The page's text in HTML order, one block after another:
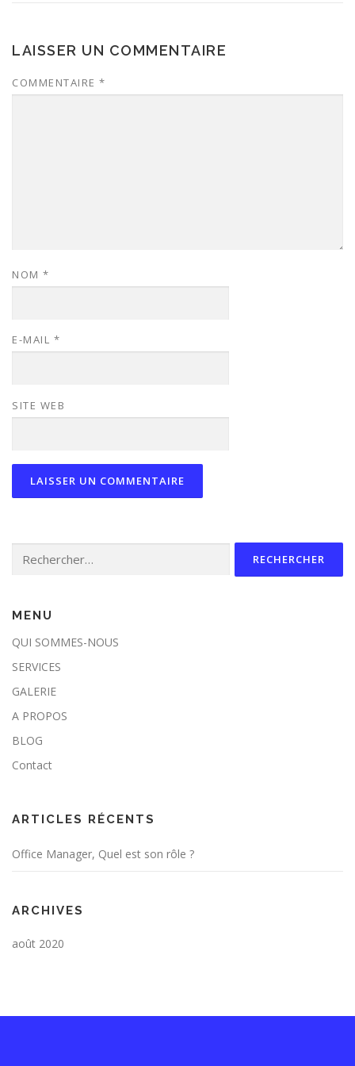
LAISSER UN COMMENTAIRE
COMMENTAIRE *
NOM *
E-MAIL *
SITE WEB
MENU
QUI SOMMES-NOUS
SERVICES
GALERIE
A PROPOS
BLOG
Contact
ARTICLES RÉCENTS
Office Manager, Quel est son rôle ?
ARCHIVES
août 2020